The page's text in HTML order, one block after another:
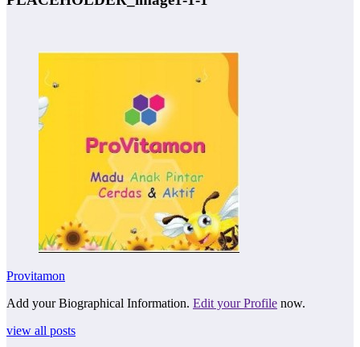
Provitamon
Add your Biographical Information. Edit your Profile now.
view all posts